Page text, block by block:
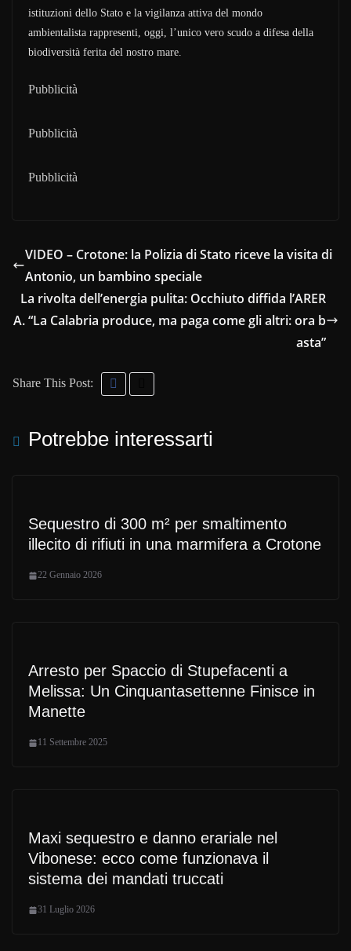
istituzioni dello Stato e la vigilanza attiva del mondo
ambientalista rappresenti, oggi, l’unico vero scudo a difesa della
biodiversità ferita del nostro mare.
Pubblicità
Pubblicità
Pubblicità
VIDEO – Crotone: la Polizia di Stato riceve la visita di
Antonio, un bambino speciale
La rivolta dell’energia pulita: Occhiuto diffida l’ARER
A. “La Calabria produce, ma paga come gli altri: ora b
asta”
Share This Post:
Potrebbe interessarti
Sequestro di 300 m² per smaltimento
illecito di rifiuti in una marmifera a Crotone
22 Gennaio 2026
Arresto per Spaccio di Stupefacenti a
Melissa: Un Cinquantasettenne Finisce in
Manette
11 Settembre 2025
Maxi sequestro e danno erariale nel
Vibonese: ecco come funzionava il
sistema dei mandati truccati
31 Luglio 2026